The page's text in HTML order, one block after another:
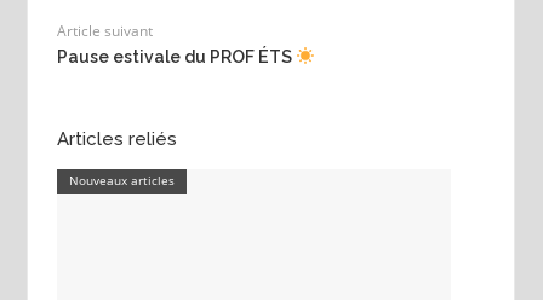
Article suivant
Pause estivale du PROF ÉTS
Articles reliés
Nouveaux articles